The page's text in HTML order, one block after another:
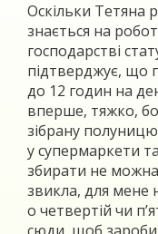
Оскільки Тетяна
знається на
господарстві
підтверджує, що
до 12 годин на
вперше, тяжко,
зібрану
у супермаркети
збирати не
звикла, для мене
о четвертій чи